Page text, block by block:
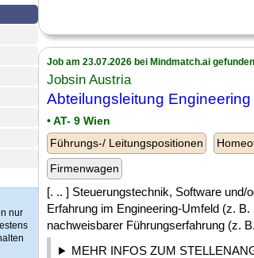
nur
Job am 23.07.2026 bei Mindmatch.ai gefunden
Jobsin Austria
Abteilungsleitung
• AT- 9 Wien
Führungs-/ Leitungspositionen
Firmenwagen
[. .. ] Steuerungstechnik, Software und/
Erfahrung im Engineering-Umfeld (z.
nachweisbarer Führungserfahrung (z.
MEHR INFOS ZUM